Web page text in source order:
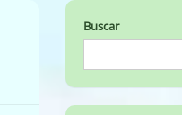
Buscar